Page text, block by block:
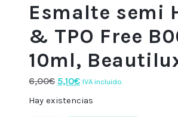
Esmalte semi
& TPO Free
10ml,
6,00€ El
precio
5,10€El
precio
IVA incluido.
Hay existencias